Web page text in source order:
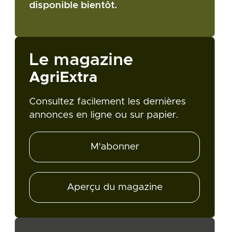
disponible bientôt.
Le magazine
AgriExtra
Consultez facilement les dernières
annonces en ligne ou sur papier.
M'abonner
Aperçu du magazine